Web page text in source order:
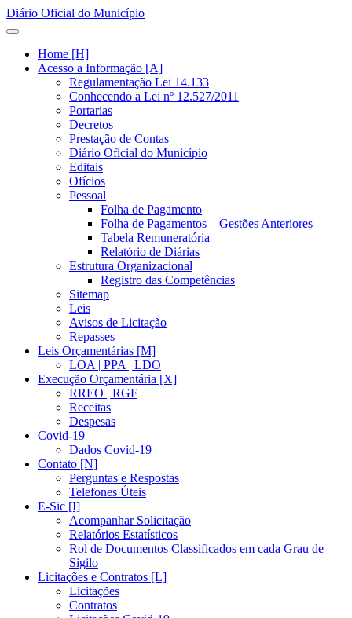
Diário Oficial do Município
Home [H]
Acesso a Informação [A]
Regulamentação Lei 14.133
Conhecendo a Lei nº 12.527/2011
Portarias
Decretos
Prestação de Contas
Diário Oficial do Município
Editais
Ofícios
Pessoal
Folha de Pagamento
Folha de Pagamentos – Gestões Anteriores
Tabela Remuneratória
Relatório de Diárias
Estrutura Organizacional
Registro das Competências
Sitemap
Leis
Avisos de Licitação
Repasses
Leis Orçamentárias [M]
LOA | PPA | LDO
Execução Orçamentária [X]
RREO | RGF
Receitas
Despesas
Covid-19
Dados Covid-19
Contato [N]
Perguntas e Respostas
Telefones Úteis
E-Sic [I]
Acompanhar Solicitação
Relatórios Estatísticos
Rol de Documentos Classificados em cada Grau de
Sigilo
Licitações e Contratos [L]
Licitações
Contratos